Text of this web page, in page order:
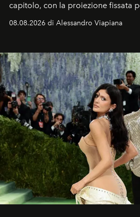
capitolo, con la proiezione fissata
dell’attore chiamato a raccogliere
Craig, però, regna ancora il più
08.08.2026 di Alessandro Viapiana